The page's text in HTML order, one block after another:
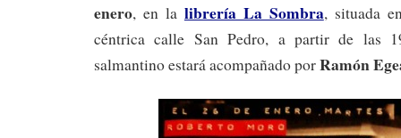
enero, en la librería La Sombra, situada
céntrica calle San Pedro, a partir de las
salmantino estará acompañado porRamón